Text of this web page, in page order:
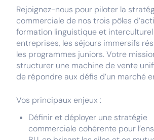
Rejoignez-nous pour piloter la
commerciale de nos trois pôles
formation linguistique et interculturel
entreprises, les séjours immersifs
les programmes juniors. Votre
structurer une machine de vente
de répondre aux défis d’un marché
Vos principaux enjeux :
Définir et déployer une stratégie
commerciale cohérente pour